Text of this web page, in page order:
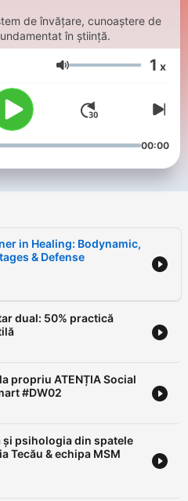
de învățare, cunoaștere de
în știință.
Volume 1 x
00:00
in Healing: Bodynamic,
& Defense
dual: 50% practică
propriu ATENȚIA Social
#DW02
psihologia din spatele
Tecău & echipa MSM